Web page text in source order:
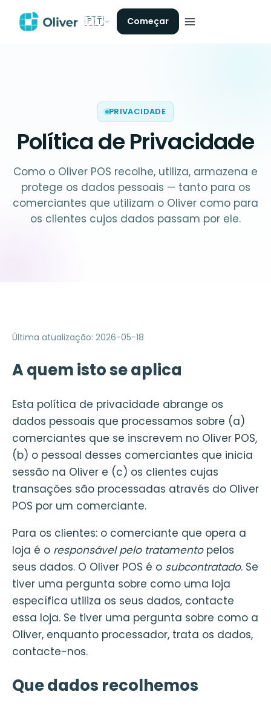
🇵🇹 Começar
PRIVACIDADE
Política de Privacidade
Como o Oliver POS recolhe, utiliza, armazena e
protege os dados pessoais — tanto para os
comerciantes que utilizam o Oliver como para
os clientes cujos dados passam por ele.
Última atualização: 2026-05-18
A quem isto se aplica
Esta política de privacidade abrange os
dados pessoais que processamos sobre (a)
comerciantes que se inscrevem no Oliver POS,
(b) o pessoal desses comerciantes que inicia
sessão na Oliver e (c) os clientes cujas
transações são processadas através do Oliver
POS por um comerciante.
Para os clientes: o comerciante que opera a
loja é o responsável pelo tratamentopelos
seus dados. O Oliver POS é o subcontratado. Se
tiver uma pergunta sobre como uma loja
específica utiliza os seus dados, contacte
essa loja. Se tiver uma pergunta sobre como a
Oliver, enquanto processador, trata os dados,
contacte-nos.
Que dados recolhemos